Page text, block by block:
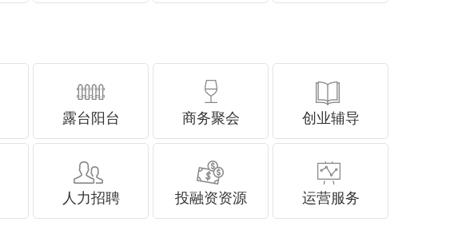
露台阳台 商务聚会 创业辅导
人力招聘 投融资资源 运营服务